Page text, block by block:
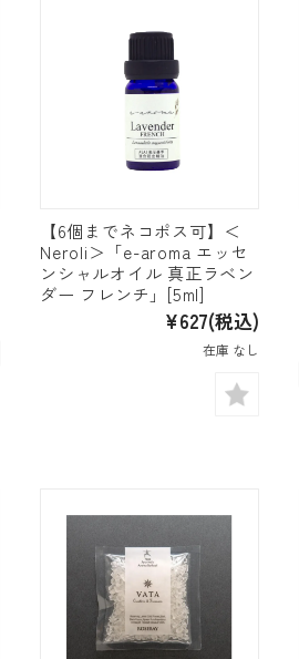
【6個までネコポス可】＜
Neroli＞「e-aroma エッセ
ンシャルオイル 真正ラベン
ダー フレンチ」[5ml]
¥627(税込)
在庫 なし